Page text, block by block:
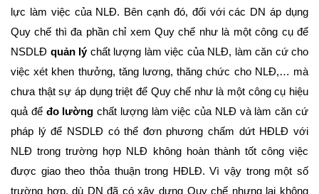
lực làm việc của NLĐ. Bên cạnh đó, đối với các DN áp dụng
Quy chế thì đa phần chỉ xem Quy chế như là một công cụ để
NSDLĐ quản lýchất lượng làm việc của NLĐ, làm căn cứ cho
việc xét khen thưởng, tăng lương, thăng chức cho NLĐ,… mà
chưa thật sự áp dụng triệt để Quy chế như là một công cụ hiệu
quả để đo lường chất lượng làm việc của NLĐ và làm căn cứ
pháp lý để NSDLĐ có thể đơn phương chấm dứt HĐLĐ với
NLĐ trong trường hợp NLĐ không hoàn thành tốt công việc
được giao theo thỏa thuận trong HĐLĐ. Vì vậy trong một số
trường hợp, dù DN đã có xây dựng Quy chế nhưng lại không